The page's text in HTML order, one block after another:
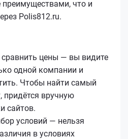
что и
Polis812.ru.
цены — вы видите
одной компании и
Чтобы найти самый
вручную
сайтов.
условий — нельзя
в условиях